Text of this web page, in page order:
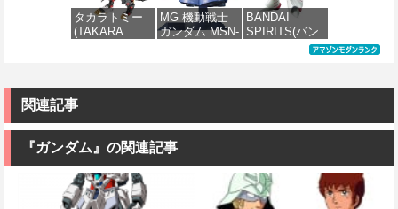
180mm ノンス
ケール プラモ
ル
価格：¥14,700
価格：¥4,300 女 ガンダムエ
スケール 色分
け済みプラモ
タカラトミー
(TAKARA
MODEL リアラ
イズモデル
RMZ-025 ライ
ガーゼロファ
ルコン (ZBF)
色分け済み プ
ラキット
MG 機動戦士
ガンダム MSN-
ラモデル
BANDAI
SPIRITS(バン
ダイ スピリッ
ダム キュベレ
プラモデル
関連記事
『ガンダム』の関連記事